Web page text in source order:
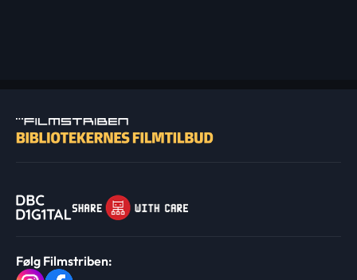
Følg Filmstriben: